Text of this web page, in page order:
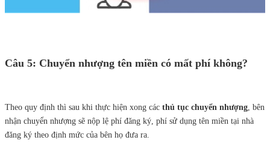
Câu 5: Chuyển nhượng tên miền có mất phí không?
Theo quy định thì sau khi thực hiện xong các thủ tục chuyển nhượng, bên
nhận chuyển nhượng sẽ nộp lệ phí đăng ký, phí sử dụng tên miền tại nhà
đăng ký theo định mức của bên họ đưa ra.